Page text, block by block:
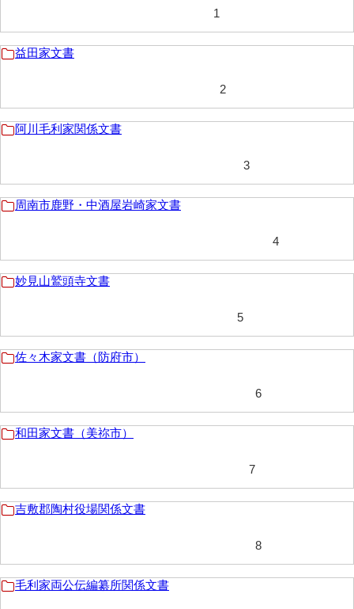
堅田家文書（一般郷土伝来）
堅田家文書（山口市）
片山家文書（阿東町）
片山家文書（下関市豊浦）
月輪寺文書
桂家文書（防府市）
桂家文書（宇部市1）
桂家文書（下関市長府）
門井家文書
金津家文書
金子家文書
上村家文書
1
2
益田家文書
3
阿川毛利家関係文書
4
周南市鹿野・中酒屋岩崎家文書
5
妙見山鷲頭寺文書
6
佐々木家文書（防府市）
7
和田家文書（美祢市）
8
吉敷郡陶村役場関係文書
毛利家両公伝編纂所関係文書